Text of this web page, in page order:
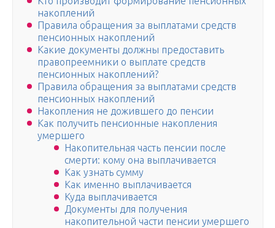
накоплений
Правила обращения за выплатами средств
пенсионных накоплений
Какие документы должны предоставить
правопреемники о выплате средств
пенсионных накоплений?
Правила обращения за выплатами средств
пенсионных накоплений
Накопления не дожившего до пенсии
Как получить пенсионные накопления
умершего
Накопительная часть пенсии после
смерти: кому она выплачивается
Как узнать сумму
Как именно выплачивается
Куда выплачивается
Документы для получения
накопительной части пенсии умершего